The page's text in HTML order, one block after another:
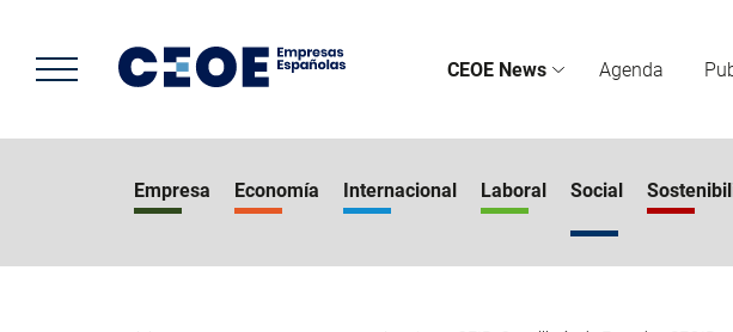
contenido
principal
CEOE News Agenda
Empresa Economía Internacional Laboral Social